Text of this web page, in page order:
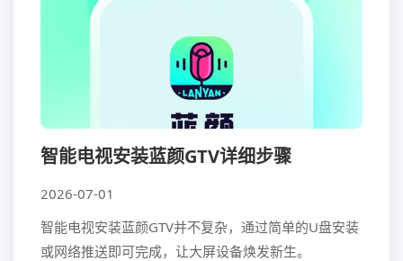
智能电视安装蓝颜GTV详细步骤
2026-07-01
智能电视安装蓝颜GTV并不复杂，通过简单的U盘安装
或网络推送即可完成，让大屏设备焕发新生。